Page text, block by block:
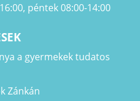
péntek 08:00-14:00
a gyermekek tudatos
Zánkán